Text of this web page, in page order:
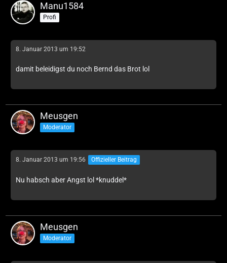
Manu1584
Profi
8. Januar 2013 um 19:52
damit beleidigst du noch Bernd das Brot lol
Meusgen
Moderator
8. Januar 2013 um 19:56 Offizieller Beitrag
Nu habsch aber Angst lol *knuddel*
Meusgen
Moderator